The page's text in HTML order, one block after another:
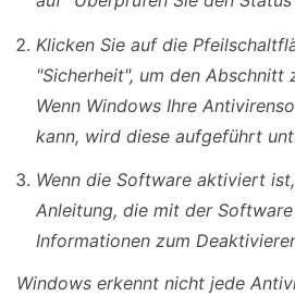
Klicken Sie auf die
"Sicherheit", um den Abschnitt
Wenn Windows Ihre
kann, wird diese aufgeführt
Wenn die Software aktiviert
Anleitung, die mit der
Informationen zum
Windows erkennt nicht jede